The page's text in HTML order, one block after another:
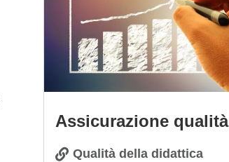
Assicurazione qualità
Qualità della didattica